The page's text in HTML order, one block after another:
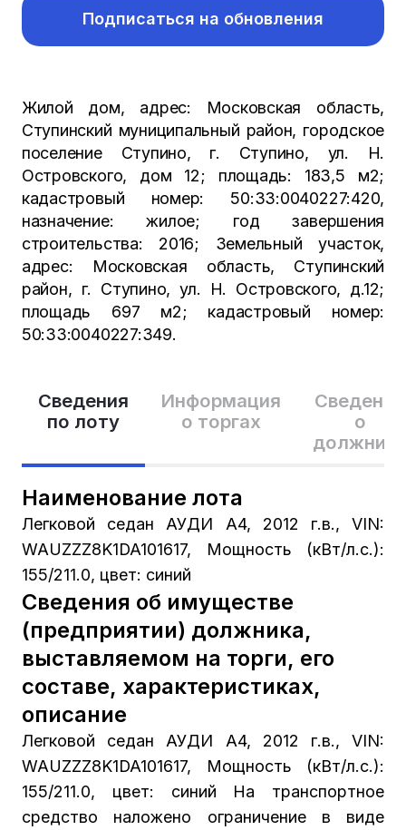
Сведения
по лоту
Информация
о торгах
Сведения
о
Наименование лота
Легковой седан АУДИ А4, 2012 г.в., VIN:
WAUZZZ8K1DA101617, Мощность (кВт/л.с.):
155/211.0, цвет: синий
Сведения об имуществе
(предприятии) должника,
выставляемом на торги, его
составе, характеристиках,
описание
Легковой седан АУДИ А4, 2012 г.в., VIN:
WAUZZZ8K1DA101617, Мощность (кВт/л.с.):
155/211.0, цвет: синий На транспортное
средство наложено ограничение в виде
Подписаться на обновления
Жилой дом, адрес: Московская область,
Ступинский муниципальный район, городское
поселение Ступино, г. Ступино, ул. Н.
Островского, дом 12; площадь: 183,5 м2;
кадастровый номер: 50:33:0040227:420,
назначение: жилое; год завершения
строительства: 2016; Земельный участок,
адрес: Московская область, Ступинский
район, г. Ступино, ул. Н. Островского, д.12;
площадь 697 м2; кадастровый номер:
50:33:0040227:349.